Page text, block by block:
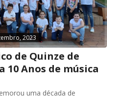
2023
de Quinze de
10 Anos de música
uma década de